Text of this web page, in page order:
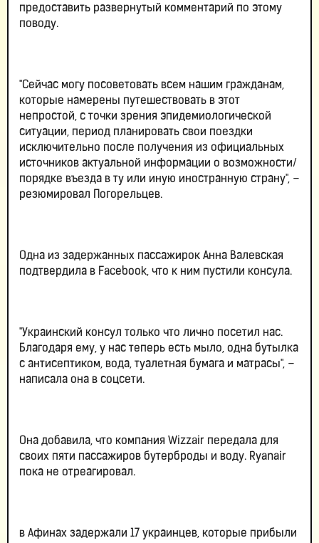
предоставить развернутый комментарий по этому
поводу.
"Сейчас могу посоветовать всем нашим гражданам,
которые намерены путешествовать в этот
непростой, с точки зрения эпидемиологической
ситуации, период планировать свои поездки
исключительно после получения из официальных
источников актуальной информации о возможности/
порядке въезда в ту или иную иностранную страну", –
резюмировал Погорельцев.
Одна из задержанных пассажирок Анна Валевская
подтвердила в Facebook, что к ним пустили консула.
"Украинский консул только что лично посетил нас.
Благодаря ему, у нас теперь есть мыло, одна бутылка
с антисептиком, вода, туалетная бумага и матрасы", –
написала она в соцсети.
Она добавила, что компания Wizzair передала для
своих пяти пассажиров бутерброды и воду. Ryanair
пока не отреагировал.
в Афинах задержали 17 украинцев, которые прибыли